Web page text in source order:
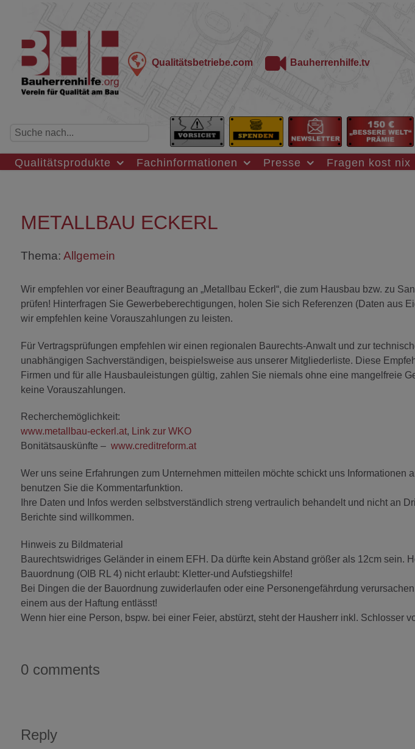
Qualitätsbetriebe.com Bauherrenhilfe.tv
Qualitätsprodukte Fachinformationen Presse Fragen kost nix
METALLBAU ECKERL
Thema: Allgemein
Wir empfehlen vor einer Beauftragung an „Metallbau Eckerl“, die zum Hausbau bzw. zu
prüfen! Hinterfragen Sie Gewerbeberechtigungen, holen Sie sich Referenzen (Daten aus
wir empfehlen keine Vorauszahlungen zu leisten.
Für Vertragsprüfungen empfehlen wir einen regionalen Baurechts-Anwalt und zur
unabhängigen Sachverständigen, beispielsweise aus unserer Mitgliederliste. Diese
Firmen und für alle Hausbauleistungen gültig, zahlen Sie niemals ohne eine mangelfreie
keine Vorauszahlungen.
Recherchemöglichkeit:
www.metallbau-eckerl.at,
Link zur WKO
Bonitätsauskünfte – www.creditreform.at
Wer uns seine Erfahrungen zum Unternehmen mitteilen möchte schickt uns Informationen
benutzen Sie die Kommentarfunktion.
Ihre Daten und Infos werden selbstverständlich streng vertraulich behandelt und nicht an
Berichte sind willkommen.
Hinweis zu Bildmaterial
Baurechtswidriges Geländer in einem EFH. Da dürfte kein Abstand größer als 12cm sein.
Bauordnung (OIB RL 4) nicht erlaubt: Kletter-und Aufstiegshilfe!
Bei Dingen die der Bauordnung zuwiderlaufen oder eine Personengefährdung
einem aus der Haftung entlässt!
Wenn hier eine Person, bspw. bei einer Feier, abstürzt, steht der Hausherr inkl. Schlosser
0 comments
Reply